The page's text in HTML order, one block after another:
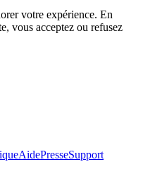
votre expérience. En
vous acceptez ou refusez
AidePresseSupport